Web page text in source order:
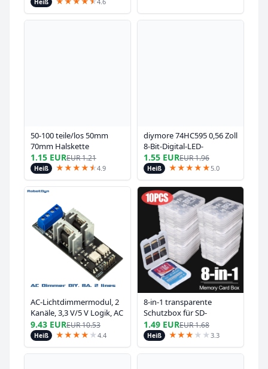
Pullover, modisches
Sweatshirt
Heiß
50-100 teile/los 50mm
70mm Halskette
Verlängerung Kette Groß
Armband Erweiterte
Ketten Schwanz Extender
Für DIY Schmuck, der
1.15 EUREUR1.21
Heiß ★★★★★
★4.9
diymore 74HC595 0,56 Zoll
8-Bit-Digital-LED-
Anzeigemodul 5 Farben
erhältlich für Arduino
1.55 EUREUR1.96
Heiß ★★★★★5.0
AC-Lichtdimmermodul, 2
Kanäle, 3,3 V/5 V Logik, AC
50/60 Hz, 220 V/110 V
9.43 EUREUR10.53
Heiß ★★★★ ★ 4.4
8-in-1 transparente
Schutzbox für SD-
Speicherkarte, SIM-
Karten, Adapter,
Aufbewahrungskoffer,
tragbare Mini-Schutzhülle
1.49 EUREUR1.68
Heiß ★★★ ★ ★ 3.3